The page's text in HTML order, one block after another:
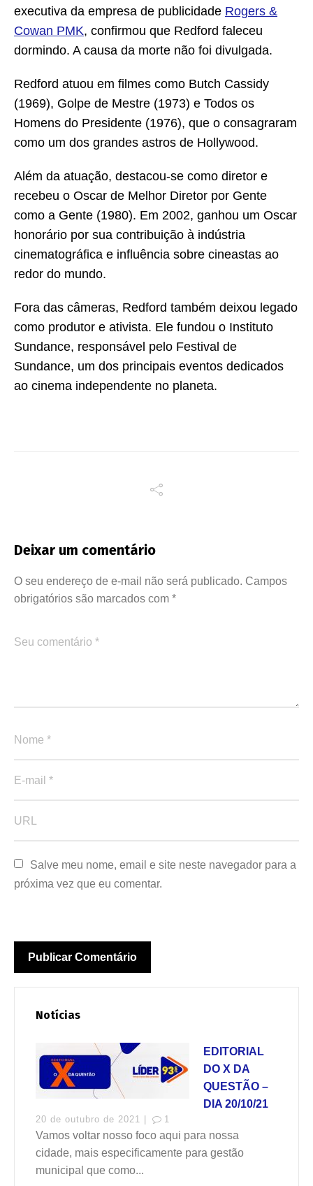
executiva da empresa de publicidade Rogers &
Cowan PMK, confirmou que Redford faleceu
dormindo. A causa da morte não foi divulgada.
Redford atuou em filmes como Butch Cassidy
(1969), Golpe de Mestre (1973) e Todos os
Homens do Presidente (1976), que o consagraram
como um dos grandes astros de Hollywood.
Além da atuação, destacou-se como diretor e
recebeu o Oscar de Melhor Diretor por Gente
como a Gente (1980). Em 2002, ganhou um Oscar
honorário por sua contribuição à indústria
cinematográfica e influência sobre cineastas ao
redor do mundo.
Fora das câmeras, Redford também deixou legado
como produtor e ativista. Ele fundou o Instituto
Sundance, responsável pelo Festival de
Sundance, um dos principais eventos dedicados
ao cinema independente no planeta.
Deixar um comentário
O seu endereço de e-mail não será publicado. Campos
obrigatórios são marcados com *
Salve meu nome, email e site neste navegador para a
próxima vez que eu comentar.
Notícias
EDITORIAL
DO X DA
QUESTÃO –
DIA 20/10/21
20 de outubro de 2021 | 1
Vamos voltar nosso foco aqui para nossa
cidade, mais especificamente para gestão
municipal que como...